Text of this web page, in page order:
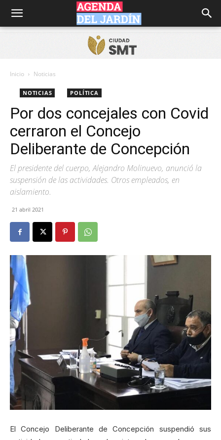
Agenda
Jardín
Inicio Noticias
NOTICIAS POLÍTICA
Por dos concejales con Covid
cerraron el Concejo
Deliberante de Concepción
El presidente del cuerpo, Alejandro Molinuevo, anunció la
suspensión de las actividades. Otros empleados, en
aislamiento.
21 abril 2021
El Concejo Deliberante de Concepción suspendió sus